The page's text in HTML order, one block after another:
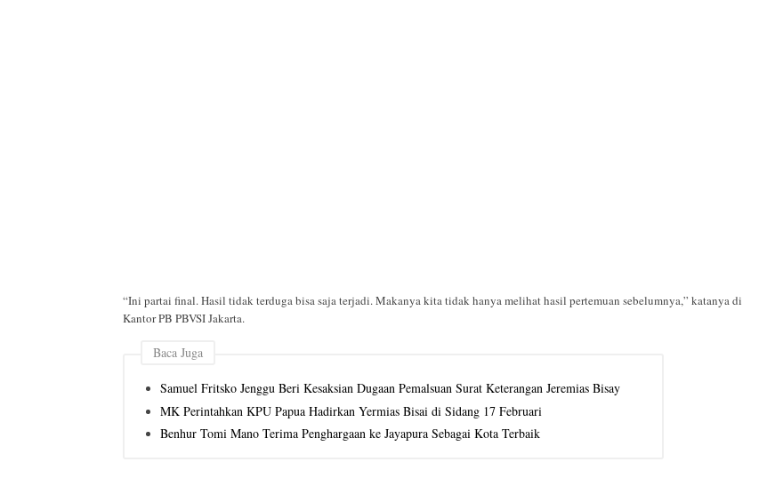
“Ini partai final. Hasil tidak terduga bisa saja terjadi. Makanya kita tidak hanya melihat hasil pertemuan sebelumnya,” katanya di
Kantor PB PBVSI Jakarta.
Baca Juga
Samuel Fritsko Jenggu Beri Kesaksian Dugaan Pemalsuan Surat Keterangan Jeremias Bisay
MK Perintahkan KPU Papua Hadirkan Yermias Bisai di Sidang 17 Februari
Benhur Tomi Mano Terima Penghargaan ke Jayapura Sebagai Kota Terbaik